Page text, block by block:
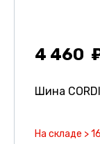
4 460
Шина
На складе >